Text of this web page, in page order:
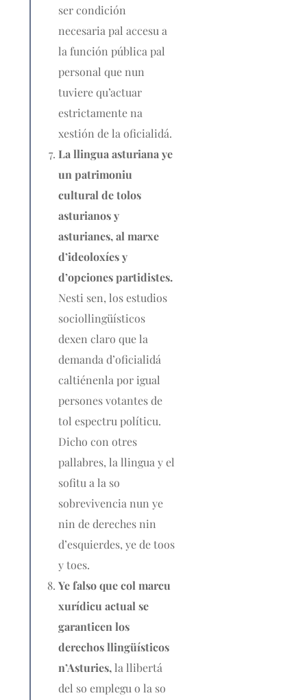
ser condición
necesaria pal accesu a
la función pública pal
personal que nun
tuviere qu’actuar
estrictamente na
xestión de la oficialidá.
La llingua asturiana ye
un patrimoniu
cultural de tolos
asturianos y
asturianes, al marxe
d’ideoloxíes y
d’opciones partidistes.
Nesti sen, los estudios
sociollingüísticos
dexen claro que la
demanda d’oficialidá
caltiénenla por igual
persones votantes de
tol espectru políticu.
Dicho con otres
pallabres, la llingua y el
sofitu a la so
sobrevivencia nun ye
nin de dereches nin
d’esquierdes, ye de toos
y toes.
Ye falso que col marcu
xurídicu actual se
garanticen los
derechos llingüísticos
n’Asturies,la llibertá
del so emplegu o la so